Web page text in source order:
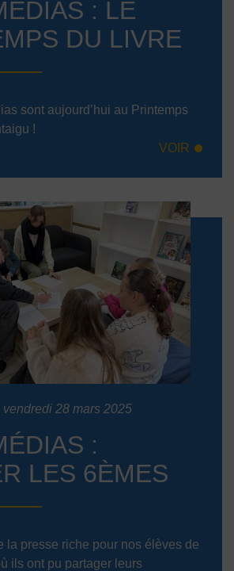
: LE
DU LIVRE
sont aujourd’hui au Printemps
!
VOIR
28 mars 2025
:
LES 6ÈMES
la presse riche pour nos élèves de
ils ont pu partager leurs